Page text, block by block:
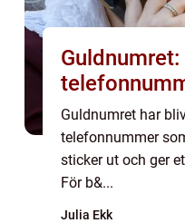
Guldnumret har
telefonnummer
sticker ut och ger
För b&...
Julia Ekk